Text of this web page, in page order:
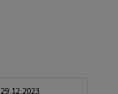
29.12.2023